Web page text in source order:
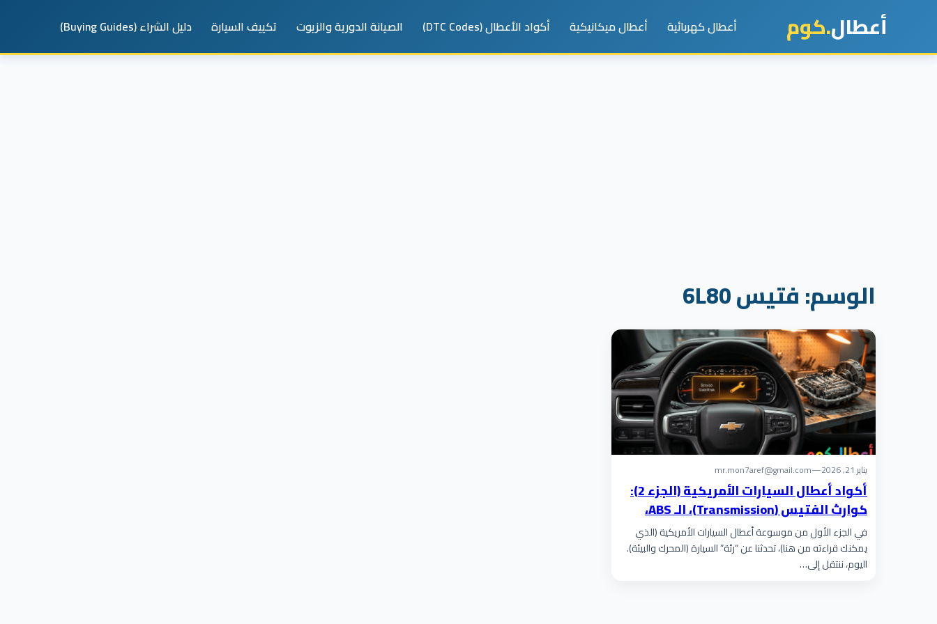
أعطال.كوم أعطال كهربائية أعطال ميكانيكية أكواد الأعطال (DTC Codes) الصيانة الدورية والزيوت تكييف السيارة دليل الشراء (Buying Guides)
الوسم:فتيس 6L80
يناير 21, 2026 —
mr.mon7aref@gmail.com
أكواد أعطال السيارات الأمريكية (الجزء 2):
كوارث الفتيس (Transmission)، الـ ABS،
ورسالة Service Stabilitrak
في الجزء الأول من موسوعة أعطال السيارات الأمريكية (الذي
يمكنك قراءته من هنا)، تحدثنا عن “رئة” السيارة (المحرك والبيئة).
اليوم، ننتقل إلى…